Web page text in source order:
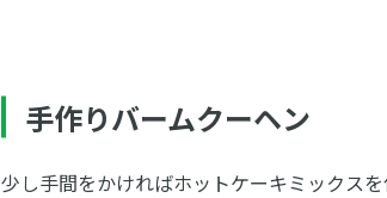
手作りバームクーヘン
少し手間をかければホットケーキミックス